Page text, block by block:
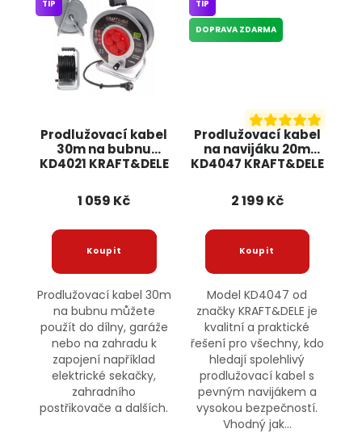
Prodlužovací kabel
30m na bubnu
KD4021 KRAFT&DELE
TIP
1 059 Kč
Prodlužovací kabel 30m
na bubnu můžete
použít do dílny, garáže
nebo na zahradu k
zapojení například
elektrické sekačky,
zahradního
postřikovače a dalších.
Prodlužovací kabel
na navijáku 20m
KD4047 KRAFT&DELE
TIP
DOPRAVA ZDARMA
2 199 Kč
Model KD4047 od
značky KRAFT&DELE je
kvalitní a praktické
řešení pro všechny, kdo
hledají spolehlivý
prodlužovací kabel s
pevným navijákem a
vysokou bezpečností.
Vhodný jak...